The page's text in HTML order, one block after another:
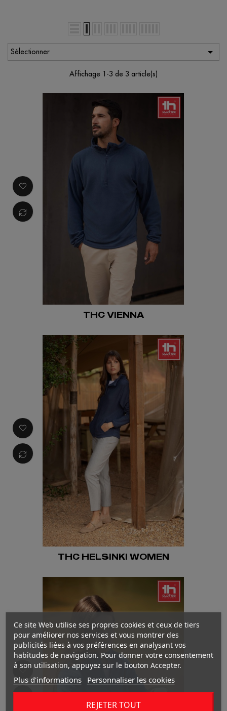
Sélectionner 
Affichage 1-3 de 3 article(s)
THC VIENNA
THC HELSINKI WOMEN
Ce site Web utilise ses propres cookies et ceux de tiers
pour améliorer nos services et vous montrer des
publicités liées à vos préférences en analysant vos
habitudes de navigation. Pour donner votre consentement
à son utilisation, appuyez sur le bouton Accepter.
Plus d'informations Personnaliser les cookies
REJETER TOUT